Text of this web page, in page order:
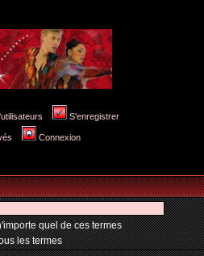
S'enregistrer
Connexion
quel de ces termes
les termes